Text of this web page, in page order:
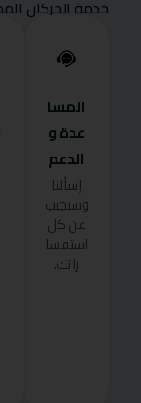
خدمة الحركان
المسا
عدة و
الدعم
إسألنا
وسنجيب
عن كل
استفسا
راتك.